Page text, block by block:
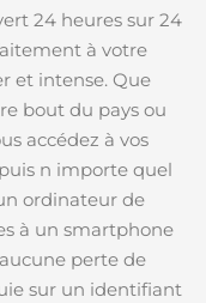
24 heures sur 24
à votre
et intense. Que
bout du pays ou
accédez à vos
n importe quel
ordinateur de
à un smartphone
perte de
sur un identifiant